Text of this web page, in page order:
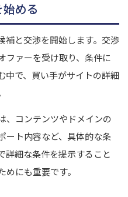
める
補と交渉を開始します。交渉
ファーを受け取り、条件に
中で、買い手がサイトの詳細
、コンテンツやドメインの
ート内容など、具体的な条
詳細な条件を提示すること
にも重要です。